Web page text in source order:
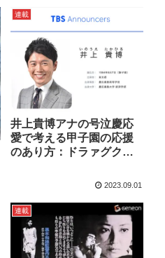
連載
井上貴博アナの号泣慶応
愛で考える甲子園の応援
のあり方：ドラァグクイ
2023.09.01
連載